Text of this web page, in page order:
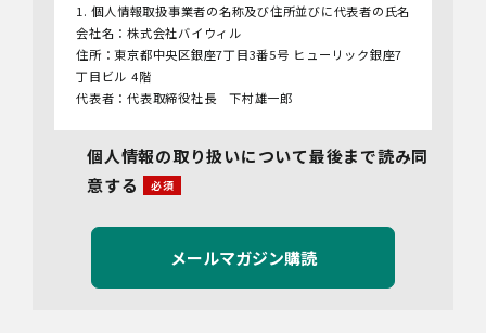
1. 個人情報取扱事業者の名称及び住所並びに代表者の氏名
会社名：株式会社バイウィル
住所：東京都中央区銀座7丁目3番5号 ヒューリック銀座7
丁目ビル 4階
代表者：代表取締役社長 下村雄一郎
管理者名：管理部長
連絡先：info@bywill.co.jp
3.利用目的
当社で取り扱う個人情報（個人情報保護法第2条第1項によ
り定義された「個人情報」をいい、以下同様とします。）
の利用目的は以下のとおりです。個人情報の提供は任意で
個人情報の取り扱いについて最後まで読み同
意する